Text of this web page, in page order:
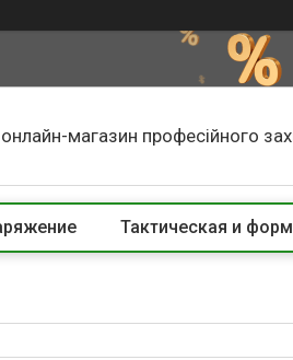
магазин професійного
Тактическая и